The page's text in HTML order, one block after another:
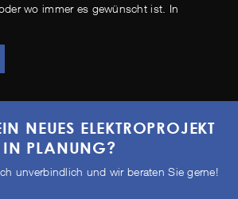
wo immer es gewünscht ist. In
NEUES ELEKTROPROJEKT
IN PLANUNG?
unverbindlich und wir beraten Sie gerne!